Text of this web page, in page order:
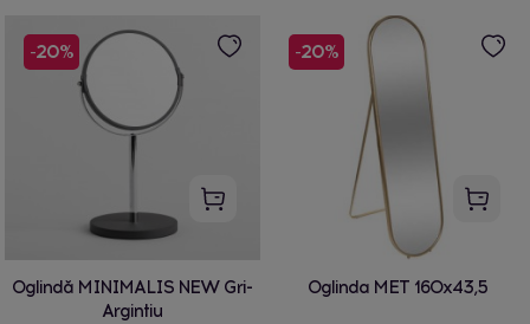
-20%
Oglindă MINIMALIS NEW Gri-
Argintiu
-20%
Oglinda MET 160x43,5